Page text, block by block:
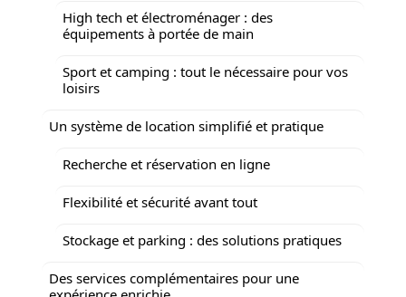
High tech et électroménager : des
équipements à portée de main
Sport et camping : tout le nécessaire pour vos
loisirs
Un système de location simplifié et pratique
Recherche et réservation en ligne
Flexibilité et sécurité avant tout
Stockage et parking : des solutions pratiques
Des services complémentaires pour une